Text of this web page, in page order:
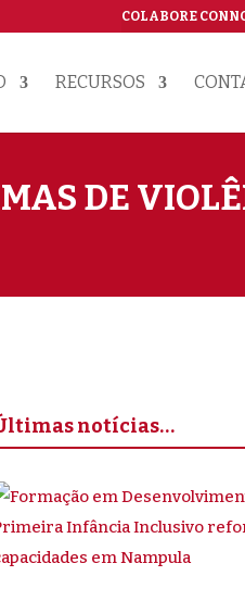
COLABORE
RECURSOS
DE
notícias…